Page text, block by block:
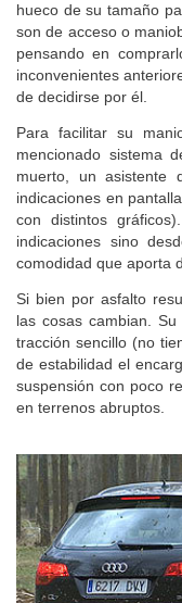
hueco de su tamaño
son de acceso o
pensando en
inconvenientes
de decidirse por él.
Para facilitar su
mencionado sistema
muerto, un asistente
indicaciones en
con distintos
indicaciones sino
comodidad que aporta
Si bien por asfalto
las cosas cambian.
tracción sencillo (no
de estabilidad el
suspensión con poco
en terrenos abruptos.